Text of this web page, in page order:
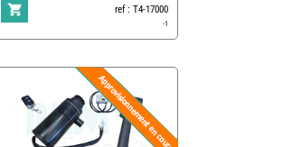
ref : T4-17000
-1